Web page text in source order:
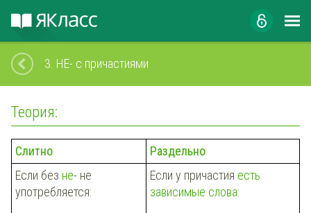
3. НЕ- с причастиями
Теория:
Слитно
Раздельно
Если без не- не
употребляется:
Если у причастия есть
зависимые слова: